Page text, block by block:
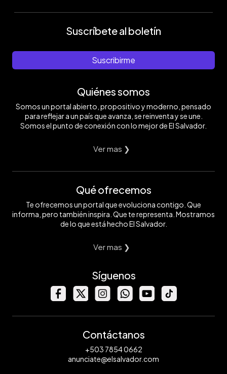
Suscríbete al boletín
Suscribirme
Quiénes somos
Somos un portal abierto, propositivo y moderno, pensado
para reflejar a un país que avanza, se reinventa y se une.
Somos el punto de conexión con lo mejor de El Salvador.
Ver mas ❯
Qué ofrecemos
Te ofrecemos un portal que evoluciona contigo. Que
informa, pero también inspira. Que te representa. Mostramos
de lo que está hecho El Salvador.
Ver mas ❯
Síguenos
Contáctanos
+503 7854 0662
anunciate@elsalvador.com